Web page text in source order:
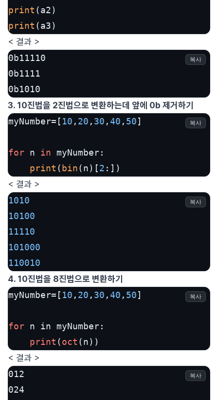
print
print (a3)
< 결과 >
0b11110
0b1111
0b1010
복사
3. 10진법을 2진법으로 변환하는데 앞에 0b 제거하기
myNumber=[ 10 , 20 , 30 ,40 , 50]
for n in myNumber:
print ( bin(n)[2 :])
복사
< 결과 >
1010
10100
11110
101000
110010
복사
4. 10진법을 8진법으로 변환하기
myNumber=[ 10 , 20 , 30 ,40 , 50]
for n in myNumber:
print (oct (n))
복사
< 결과 >
012
024
복사